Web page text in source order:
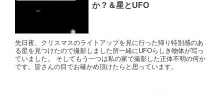
か？＆星とUFO
先日夜、クリスマスのライトアップを見に行った帰り特別感のあ
る星を見つけたので撮影しました所一緒にUFOらしき物体が写っ
ていました。 そしてもう一つは私の家で撮影した正体不明の何か
です。皆さんの目でお確かめ頂けたらと思っています。